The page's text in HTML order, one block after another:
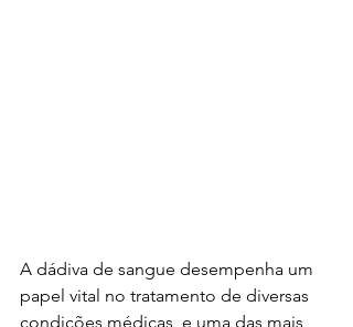
A dádiva de sangue desempenha um
papel vital no tratamento de diversas
condições médicas, e uma das mais